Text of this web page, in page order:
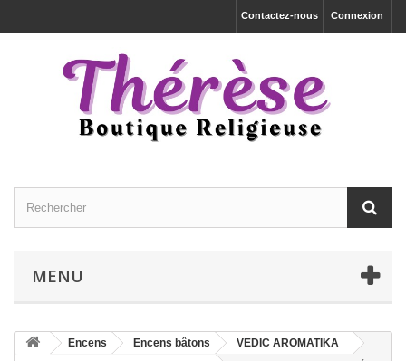
Connexion
Contactez-nous
MENU
Encens Encens bâtons
VEDIC AROMATIKA